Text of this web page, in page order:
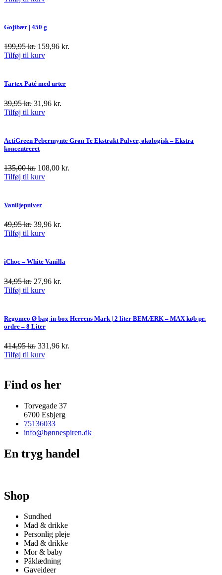
Gojibær | 450 g
199,95kr. 159,96 kr.
Tilføj til kurv
Tartex Paté med urter
39,95kr. 31,96 kr.
Tilføj til kurv
ActiGreen Pebermynte Grøn Te Ekstrakt Pulver, økologisk – Ekstra
koncentreret
135,00kr. 108,00 kr.
Tilføj til kurv
Vaniljepulver
49,95kr. 39,96 kr.
Tilføj til kurv
iChoc – White Vanilla
34,95kr. 27,96 kr.
Tilføj til kurv
Regomeo Ø bag-in-box Herrens Mark | 2 liter BEMÆRK – MAX køb pr.
ordre – 8 Liter
414,95kr. 331,96 kr.
Tilføj til kurv
Find os her
Torvegade 37
6700 Esbjerg
75136033
info@bønnespiren.dk
En tryg handel
Shop
Sundhed
Mad & drikke
Personlig pleje
Mad & drikke
Mor & baby
Påklædning
Gaveideer